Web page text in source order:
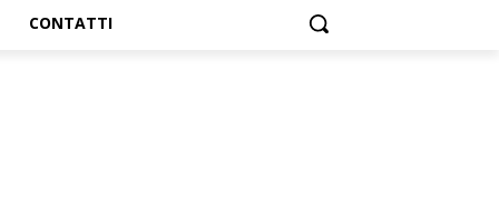
CONTATTI